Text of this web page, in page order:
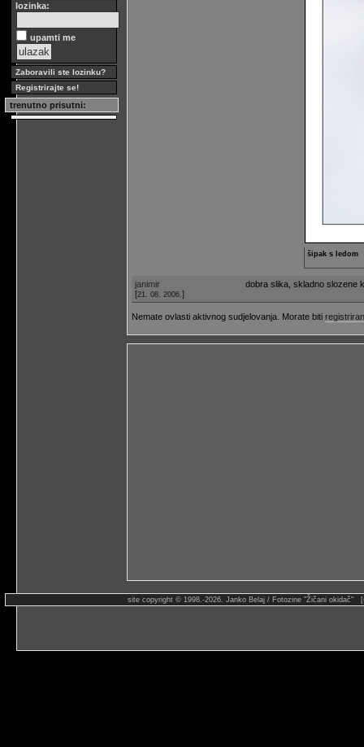
lozinka:
upamti me
Zaboravili ste lozinku?
Registrirajte se!
trenutno prisutni:
šipak s ledom
janimir
[21. 08. 2006. ]
dobra slika, skladno slozene
Nemate ovlasti aktivnog sudjelovanja. Morate biti
site copyright © 1998.-2026. Janko Belaj / Fotozine "Žičani okidač"